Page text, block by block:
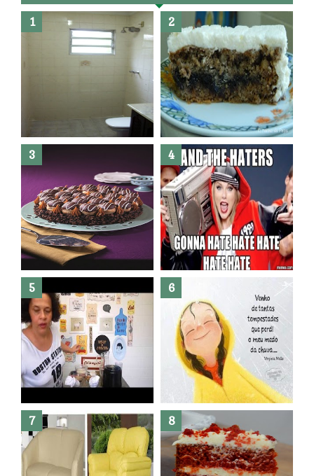
Banheiro novo por menos de
R$300,00 ?? E sem quebra
quebra ??( Editado)
Posso congelar bolo ??
Dez bolos pra fazer antes de
morrer !
Haters, como surgiram?